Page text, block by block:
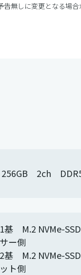
無しに変更となる場合
256GB 2ch
基 M.2 NVMe-
ー側
基 M.2 NVMe-
ト側